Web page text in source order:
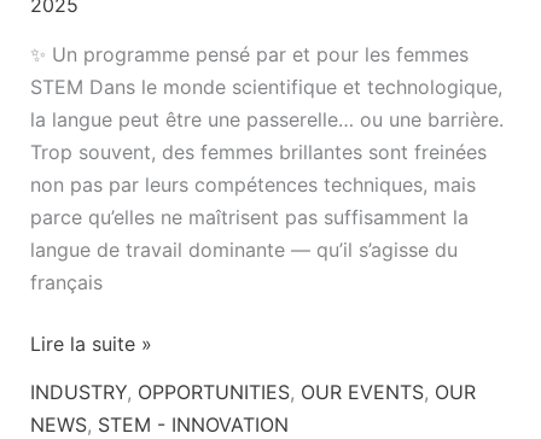
2025
✨ Un programme pensé par et pour les femmes
STEM Dans le monde scientifique et technologique,
la langue peut être une passerelle… ou une barrière.
Trop souvent, des femmes brillantes sont freinées
non pas par leurs compétences techniques, mais
parce qu’elles ne maîtrisent pas suffisamment la
langue de travail dominante — qu’il s’agisse du
français
Lire la suite »
INDUSTRY, OPPORTUNITIES, OUR EVENTS, OUR
NEWS, STEM - INNOVATION